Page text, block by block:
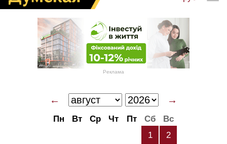
Реклама
← →
Пн Вт Ср Чт Пт Сб
Вс
1
2